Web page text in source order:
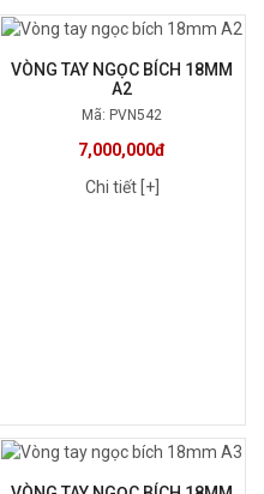
VÒNG TAY NGỌC BÍCH 18MM
A2
Mã: PVN542
7,000,000đ
Chi tiết [+]